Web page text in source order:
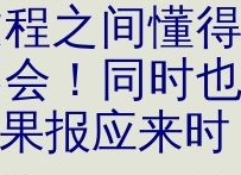
之间懂
！同时
报应来